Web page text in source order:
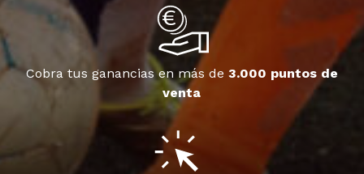
Cobra tus ganancias en más de 3.000 puntos de
venta